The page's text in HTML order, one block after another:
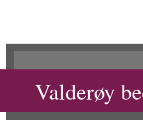
Valderøy